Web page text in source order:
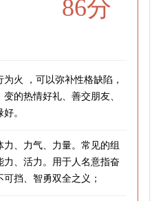
86分
为火 ，可以弥补性格缺陷，
的热情好礼、善交朋友、
。
力、力气、力量。常见的组
力、活力。用于人名意指奋
挡、智勇双全之义；